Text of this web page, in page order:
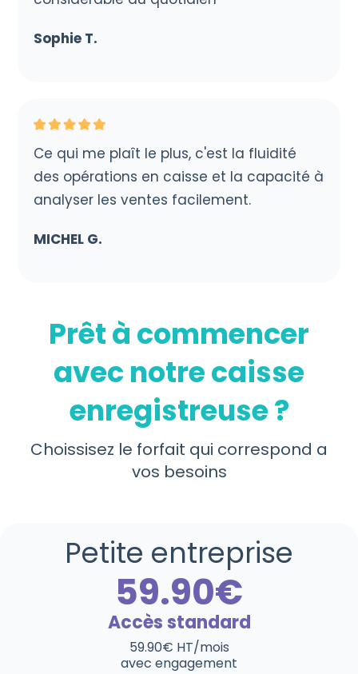
Sophie T.
Ce qui me plaît le plus, c'est la fluidité
des opérations en caisse et la capacité à
analyser les ventes facilement.
MICHEL G.
Prêt à commencer
avec notre caisse
enregistreuse ?
Choissisez le forfait qui correspond a
vos besoins
Petite entreprise
59.90€
Accès standard
59.90€ HT/mois
avec engagement